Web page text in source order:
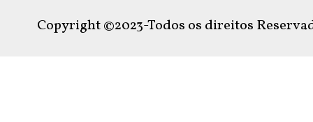
Copyright ©2023-Todos os direitos